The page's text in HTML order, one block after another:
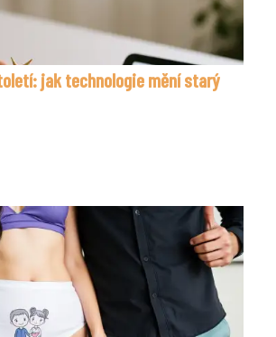
jak technologie mění starý